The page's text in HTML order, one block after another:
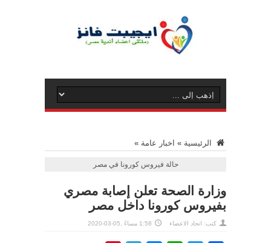
الرئيسية » اخبار عامة »
حالة فيروس كورونا في مصر
وزارة الصحة تعلن إصابة مصري
بفيروس كورونا داخل مصر
كتب: اتحاد الاعضاء 1:58 مساءً ,05-03-2020